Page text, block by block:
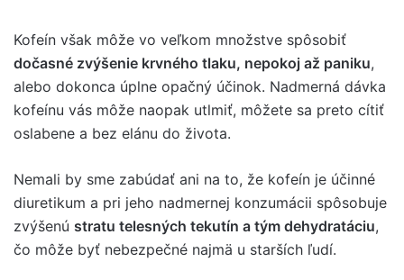
Kofeín však môže vo veľkom množstve spôsobiť
dočasné zvýšenie krvného tlaku, nepokoj až paniku,
alebo dokonca úplne opačný účinok. Nadmerná dávka
kofeínu vás môže naopak utlmiť, môžete sa preto cítiť
oslabene a bez elánu do života.
Nemali by sme zabúdať ani na to, že kofeín je účinné
diuretikum a pri jeho nadmernej konzumácii spôsobuje
zvýšenú stratu telesných tekutín a tým dehydratáciu,
čo môže byť nebezpečné najmä u starších ľudí.